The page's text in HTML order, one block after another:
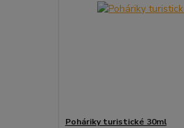
Poháriky turistické 30ml